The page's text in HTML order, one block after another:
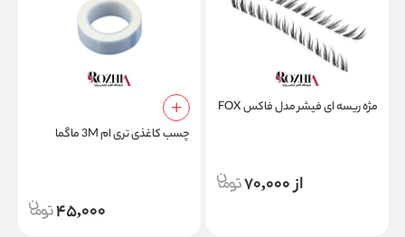
مژه ریسه ای فیشر مدل فاکس FOX
از 70,000
چسب کاغذی تری ام 3M ماگما
45,000